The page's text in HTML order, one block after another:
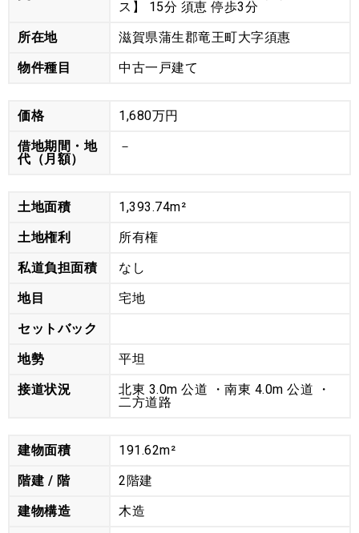
ス】 15分 須恵 停歩3分
所在地
滋賀県蒲生郡竜王町大字須惠
物件種目
中古一戸建て
価格
1,680万円
借地期間・地
代（月額）
－
土地面積
1,393.74m²
土地権利
所有権
私道負担面積
なし
地目
宅地
セットバック
地勢
平坦
接道状況
北東 3.0m 公道 ・南東 4.0m 公道 ・
二方道路
建物面積
191.62m²
階建 / 階
2階建
建物構造
木造